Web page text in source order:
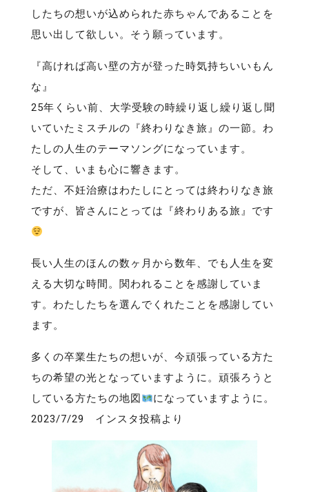
したちの想いが込められた赤ちゃんであることを
思い出して欲しい。そう願っています。
『高ければ高い壁の方が登った時気持ちいいもん
な』
25年くらい前、大学受験の時繰り返し繰り返し聞
いていたミスチルの『終わりなき旅』の一節。わ
たしの人生のテーマソングになっています。
そして、いまも心に響きます。
ただ、不妊治療はわたしにとっては終わりなき旅
ですが、皆さんにとっては『終わりある旅』です
長い人生のほんの数ヶ月から数年、でも人生を変
える大切な時間。関われることを感謝していま
す。わたしたちを選んでくれたことを感謝してい
ます。
多くの卒業生たちの想いが、今頑張っている方た
ちの希望の光となっていますように。頑張ろうと
している方たちの地図
になっていますように。
2023/7/29 インスタ投稿より